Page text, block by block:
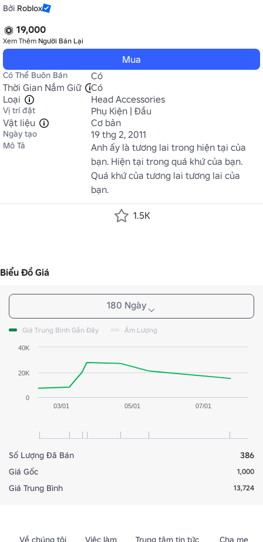
Bởi Roblox
19,000
Xem Thêm Người Bán Lại
Mua
Có Thể Buôn Bán
Có
Thời Gian Nắm Giữ
Có
Loại
Head Accessories
Vị trí đặt
Phụ Kiện | Đầu
Vật liệu
Cơ bản
Ngày tạo 19 thg 2, 2011
Mô Tả
Anh ấy là tương lai trong hiện tại của
bạn. Hiện tại trong quá khứ của bạn.
Quá khứ của tương lai tương lai của
bạn.
1.5K
Biểu Đồ Giá
180 Ngày
Giá Trung Bình Gần Đây Âm Lượng
03/01 05/01 07/01
0
20K
40K
Số Lượng Đã Bán
386
Giá Gốc
1,000
Giá Trung Bình 13,724
Về chúng tôi Việc làm Trung tâm tin tức Cha mẹ